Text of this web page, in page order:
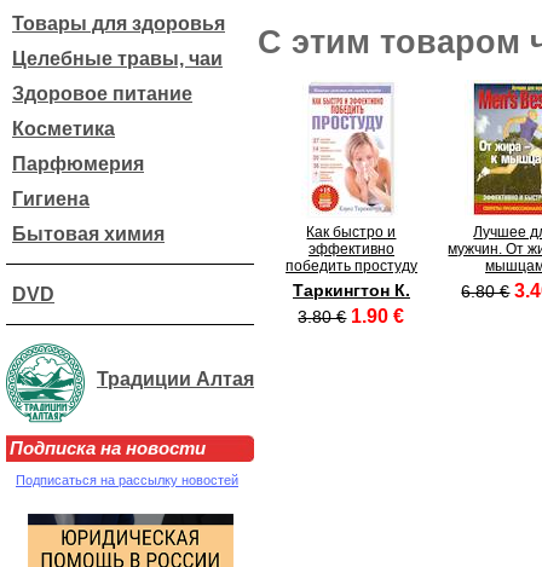
Товары для здоровья
Целебные травы, чаи
Здоровое питание
Косметика
Парфюмерия
Гигиена
Бытовая химия
DVD
Традиции Алтая
Подписка на новости
Подписаться на рассылку новостей
С этим товаром
Как быстро и
эффективно
победить простуду
Таркингтон К.
3.80 € 1.90 €
Лучшее
мужчин. От
6.80 €